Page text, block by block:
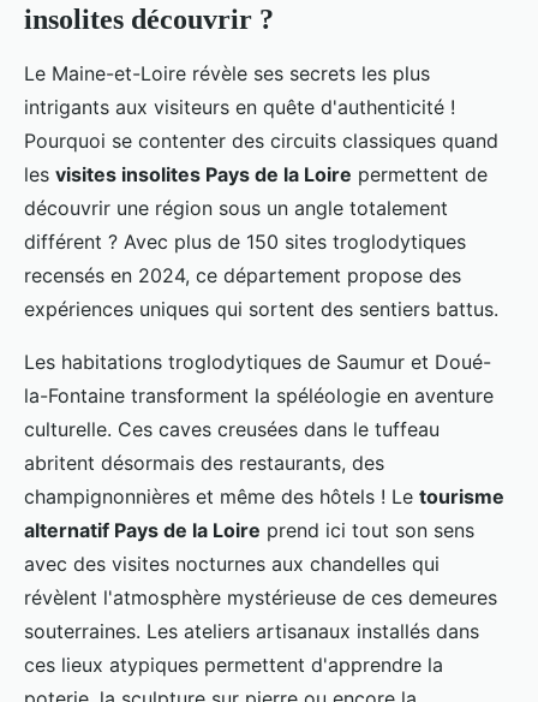
insolites découvrir ?
Le Maine-et-Loire révèle ses secrets les plus
intrigants aux visiteurs en quête d'authenticité !
Pourquoi se contenter des circuits classiques quand
les visites insolites Pays de la Loire permettent de
découvrir une région sous un angle totalement
différent ? Avec plus de 150 sites troglodytiques
recensés en 2024, ce département propose des
expériences uniques qui sortent des sentiers battus.
Les habitations troglodytiques de Saumur et Doué-
la-Fontaine transforment la spéléologie en aventure
culturelle. Ces caves creusées dans le tuffeau
abritent désormais des restaurants, des
champignonnières et même des hôtels ! Le tourisme
alternatif Pays de la Loire prend ici tout son sens
avec des visites nocturnes aux chandelles qui
révèlent l'atmosphère mystérieuse de ces demeures
souterraines. Les ateliers artisanaux installés dans
ces lieux atypiques permettent d'apprendre la